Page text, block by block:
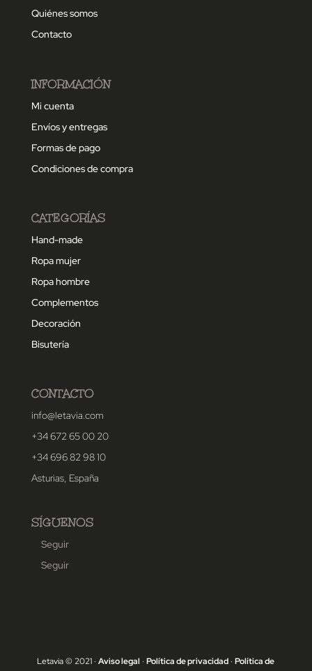
Quiénes somos
Contacto
INFORMACIÓN
Mi cuenta
Envíos y entregas
Formas de pago
Condiciones de compra
CATEGORÍAS
Hand-made
Ropa mujer
Ropa hombre
Complementos
Decoración
Bisutería
CONTACTO
info@letavia.com
+34 672 65 00 20
+34 696 82 98 10
Asturias, España
SÍGUENOS
Seguir
Seguir
Letavia © 2021 ·Aviso legal ·Política de privacidad ·Política de